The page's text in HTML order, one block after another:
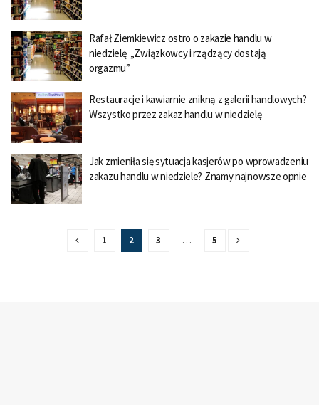
Rafał Ziemkiewicz ostro o zakazie handlu w
niedzielę. „Związkowcy i rządzący dostają
orgazmu”
Restauracje i kawiarnie znikną z galerii handlowych?
Wszystko przez zakaz handlu w niedzielę
Jak zmieniła się sytuacja kasjerów po wprowadzeniu
zakazu handlu w niedziele? Znamy najnowsze opnie
1 2 3 … 5